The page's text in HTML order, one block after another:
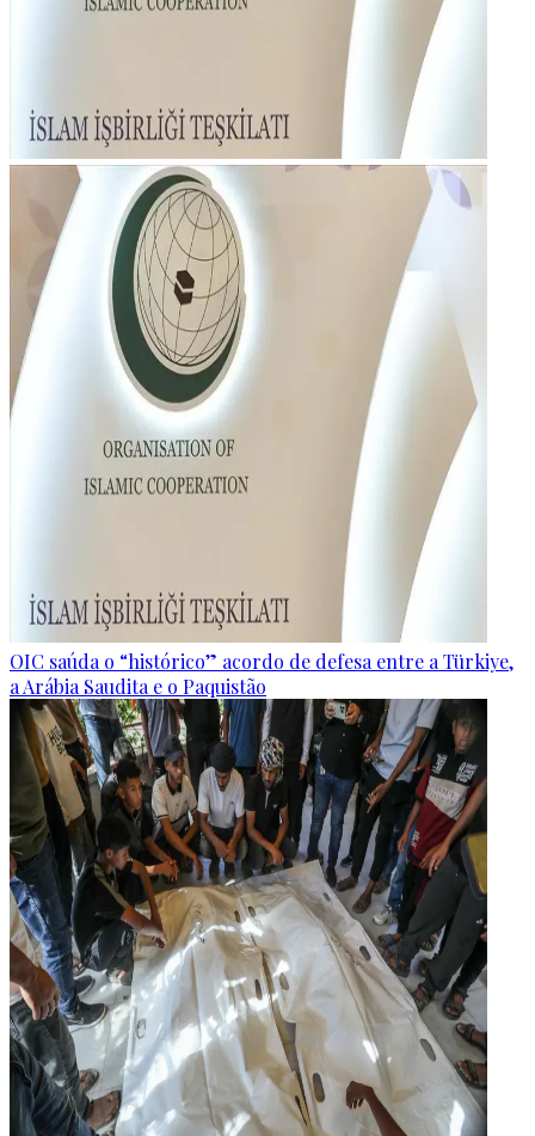
OIC saúda o “histórico” acordo de defesa entre a Türkiye,
a Arábia Saudita e o Paquistão